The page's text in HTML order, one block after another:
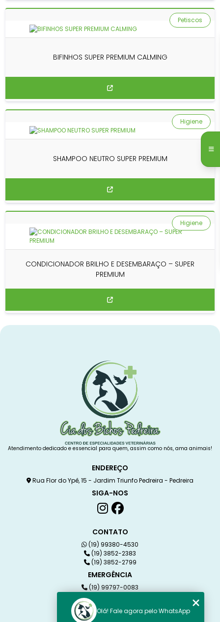
BIFINHOS SUPER PREMIUM CALMING
Petiscos
SHAMPOO NEUTRO SUPER PREMIUM
Higiene
CONDICIONADOR BRILHO E DESEMBARAÇO – SUPER
PREMIUM
Higiene
Atendimento dedicado e essencial para quem, assim como nós, ama animais!
ENDEREÇO
Rua Flor do Ypê, 15 - Jardim Triunfo Pedreira - Pedreira
SIGA-NOS
CONTATO
(19) 99380-4530
(19) 3852-2383
(19) 3852-2799
EMERGÊNCIA
(19) 99797-0083
MENU
Olá! Fale agora pelo WhatsApp